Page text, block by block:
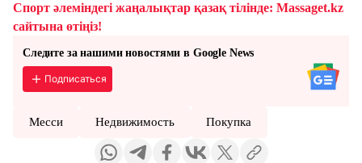
Спорт әлеміндегі жаңалықтар қазақ тілінде: Massaget.kz
сайтына өтіңіз!
Следите за нашими новостями в Google News
Подписаться
Месси Недвижимость Покупка